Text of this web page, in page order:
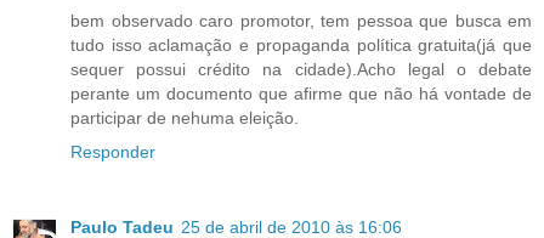
bem observado caro promotor, tem pessoa que busca em
tudo isso aclamação e propaganda política gratuita(já que
sequer possui crédito na cidade).Acho legal o debate
perante um documento que afirme que não há vontade de
participar de nehuma eleição.
Responder
Paulo Tadeu 25 de abril de 2010 às 16:06